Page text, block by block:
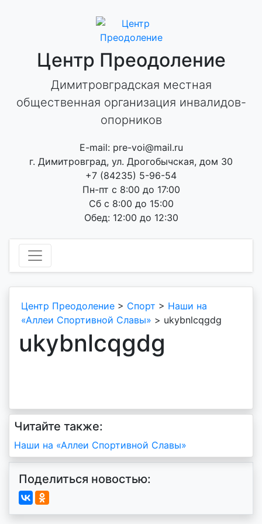
Центр Преодоление
Димитровградская местная
общественная организация инвалидов-
опорников
E-mail: pre-voi@mail.ru
г. Димитровград, ул. Дрогобычская, дом 30
+7 (84235) 5-96-54
Пн-пт с 8:00 до 17:00
Сб с 8:00 до 15:00
Обед: 12:00 до 12:30
Центр Преодоление > Спорт > Наши на
«Аллеи Спортивной Славы» > ukybnlcqgdg
ukybnlcqgdg
Читайте также:
Навигация
по
записям
Наши на «Аллеи Спортивной Славы»
Поделиться новостью: